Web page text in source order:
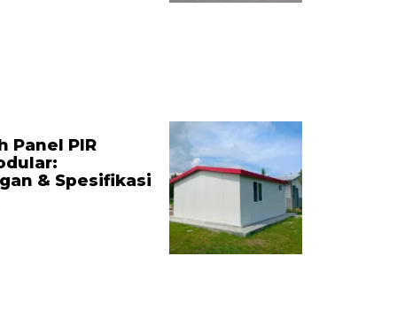
Panel PIR
& Spesifikasi